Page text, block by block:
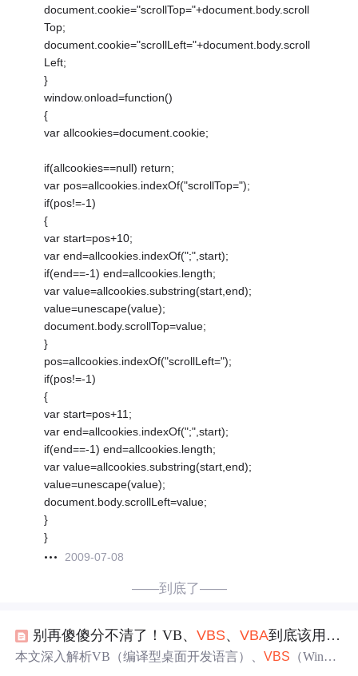
document.cookie="scrollTop="+document.body.scroll
Top;
document.cookie="scrollLeft="+document.body.scroll
Left;
}
window.onload=function()
{
var allcookies=document.cookie;
if(allcookies==null) return;
var pos=allcookies.indexOf("scrollTop=");
if(pos!=-1)
{
var start=pos+10;
var end=allcookies.indexOf(";",start);
if(end==-1) end=allcookies.length;
var value=allcookies.substring(start,end);
value=unescape(value);
document.body.scrollTop=value;
}
pos=allcookies.indexOf("scrollLeft=");
if(pos!=-1)
{
var start=pos+11;
var end=allcookies.indexOf(";",start);
if(end==-1) end=allcookies.length;
var value=allcookies.substring(start,end);
value=unescape(value);
document.body.scrollLeft=value;
}
}
2009-07-08
——到底了——
别再傻傻分不清了！VB、VBS、VBA到底该用哪个？从
本文深入解析VB（编译型桌面开发语言）、VBS （Windo